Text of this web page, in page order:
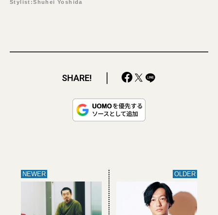
Stylist:Shuhei Yoshida
SHARE!
NEWER OLDER